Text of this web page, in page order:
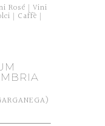
Rosé | Vini
| Caffè |